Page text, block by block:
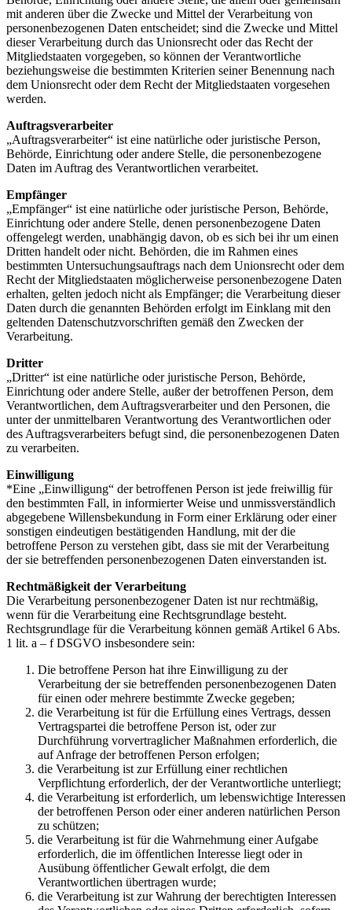
mit anderen über die Zwecke und Mittel der Verarbeitung von
personenbezogenen Daten entscheidet; sind die Zwecke und Mittel
dieser Verarbeitung durch das Unionsrecht oder das Recht der
Mitgliedstaaten vorgegeben, so können der Verantwortliche
beziehungsweise die bestimmten Kriterien seiner Benennung nach
dem Unionsrecht oder dem Recht der Mitgliedstaaten vorgesehen
werden.
Auftragsverarbeiter
„Auftragsverarbeiter“ ist eine natürliche oder juristische Person,
Behörde, Einrichtung oder andere Stelle, die personenbezogene
Daten im Auftrag des Verantwortlichen verarbeitet.
Empfänger
„Empfänger“ ist eine natürliche oder juristische Person, Behörde,
Einrichtung oder andere Stelle, denen personenbezogene Daten
offengelegt werden, unabhängig davon, ob es sich bei ihr um einen
Dritten handelt oder nicht. Behörden, die im Rahmen eines
bestimmten Untersuchungsauftrags nach dem Unionsrecht oder dem
Recht der Mitgliedstaaten möglicherweise personenbezogene Daten
erhalten, gelten jedoch nicht als Empfänger; die Verarbeitung dieser
Daten durch die genannten Behörden erfolgt im Einklang mit den
geltenden Datenschutzvorschriften gemäß den Zwecken der
Verarbeitung.
Dritter
„Dritter“ ist eine natürliche oder juristische Person, Behörde,
Einrichtung oder andere Stelle, außer der betroffenen Person, dem
Verantwortlichen, dem Auftragsverarbeiter und den Personen, die
unter der unmittelbaren Verantwortung des Verantwortlichen oder
des Auftragsverarbeiters befugt sind, die personenbezogenen Daten
zu verarbeiten.
Einwilligung
*Eine „Einwilligung“ der betroffenen Person ist jede freiwillig für
den bestimmten Fall, in informierter Weise und unmissverständlich
abgegebene Willensbekundung in Form einer Erklärung oder einer
sonstigen eindeutigen bestätigenden Handlung, mit der die
betroffene Person zu verstehen gibt, dass sie mit der Verarbeitung
der sie betreffenden personenbezogenen Daten einverstanden ist.
Rechtmäßigkeit der Verarbeitung
Die Verarbeitung personenbezogener Daten ist nur rechtmäßig,
wenn für die Verarbeitung eine Rechtsgrundlage besteht.
Rechtsgrundlage für die Verarbeitung können gemäß Artikel 6 Abs.
1 lit. a – f DSGVO insbesondere sein:
Die betroffene Person hat ihre Einwilligung zu der
Verarbeitung der sie betreffenden personenbezogenen Daten
für einen oder mehrere bestimmte Zwecke gegeben;
die Verarbeitung ist für die Erfüllung eines Vertrags, dessen
Vertragspartei die betroffene Person ist, oder zur
Durchführung vorvertraglicher Maßnahmen erforderlich, die
auf Anfrage der betroffenen Person erfolgen;
die Verarbeitung ist zur Erfüllung einer rechtlichen
Verpflichtung erforderlich, der der Verantwortliche unterliegt;
die Verarbeitung ist erforderlich, um lebenswichtige Interessen
der betroffenen Person oder einer anderen natürlichen Person
zu schützen;
die Verarbeitung ist für die Wahrnehmung einer Aufgabe
erforderlich, die im öffentlichen Interesse liegt oder in
Ausübung öffentlicher Gewalt erfolgt, die dem
Verantwortlichen übertragen wurde;
die Verarbeitung ist zur Wahrung der berechtigten Interessen